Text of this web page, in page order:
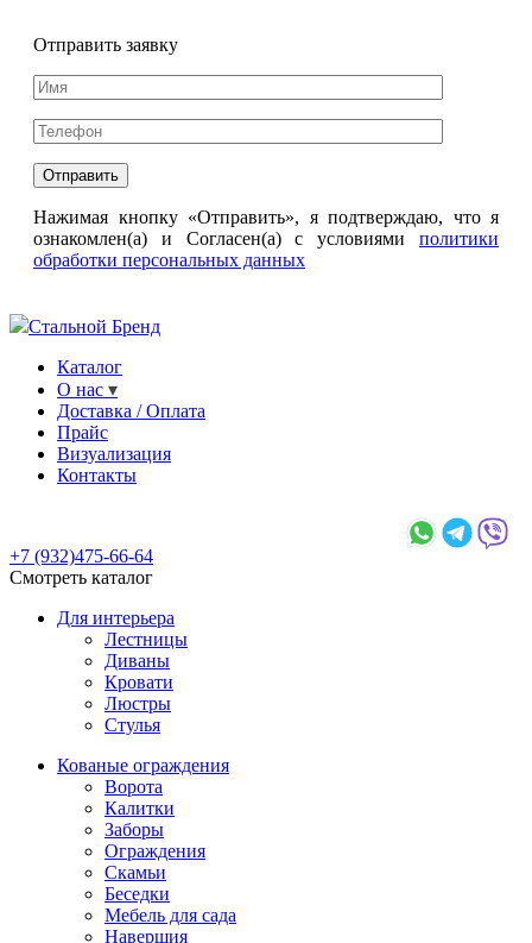
Отправить заявку
Нажимая кнопку «Отправить», я подтверждаю, что я
ознакомлен(а) и Согласен(а) с условиями политики
обработки персональных данных
Стальной Бренд
Каталог
О нас
Доставка / Оплата
Прайс
Визуализация
Контакты
+7 (932)475-66-64
Смотреть каталог
Для интерьера
Лестницы
Диваны
Кровати
Люстры
Стулья
Кованые ограждения
Ворота
Калитки
Заборы
Ограждения
Скамьи
Беседки
Мебель для сада
Навершия